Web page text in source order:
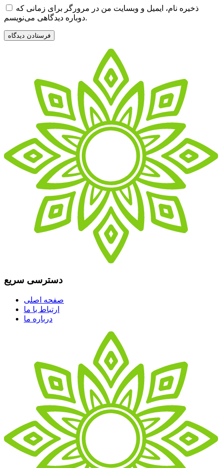
ذخیره نام، ایمیل و وبسایت من در مرورگر برای زمانی که
دوباره دیدگاهی می‌نویسم.
دسترسی سریع
صفحه اصلی
ارتباط با ما
درباره ما